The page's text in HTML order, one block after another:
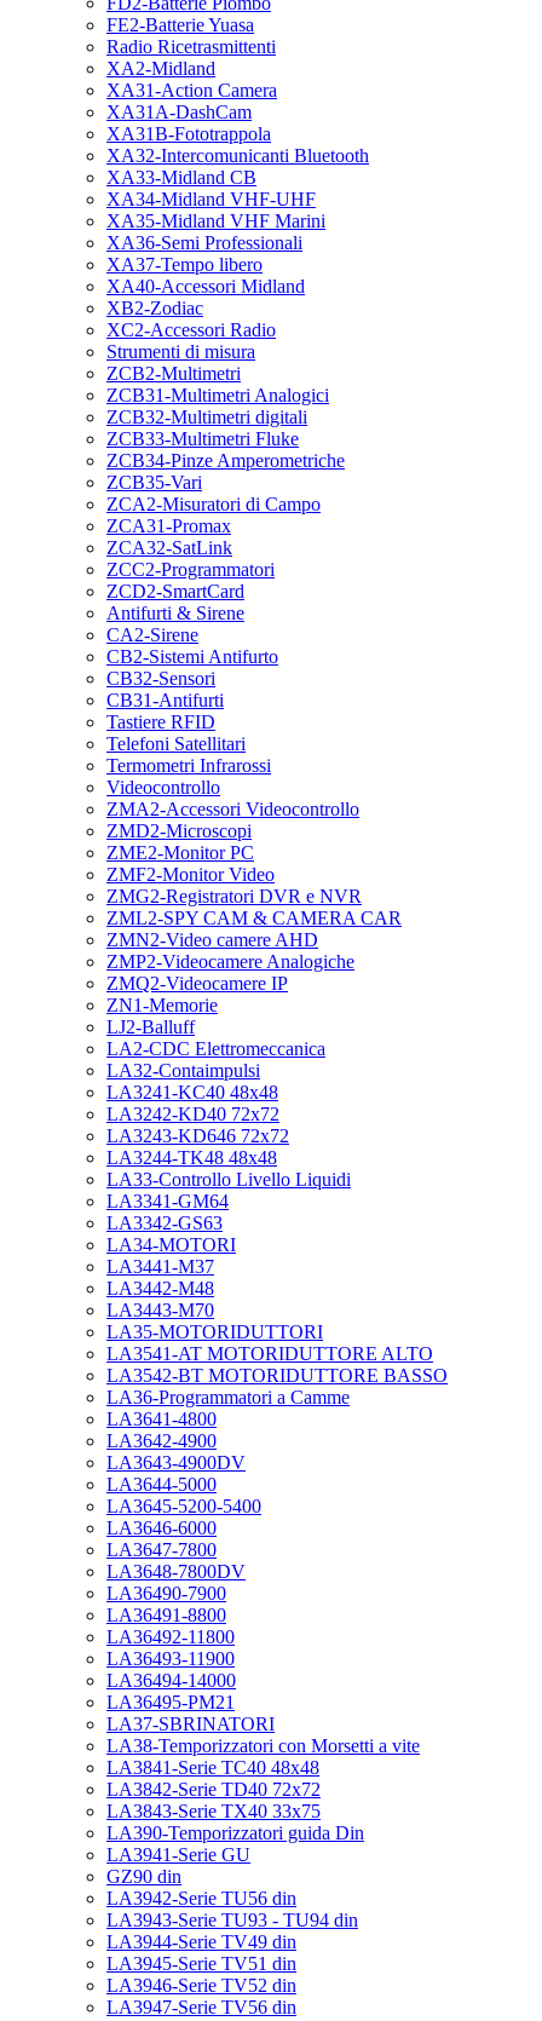
FE2-Batterie Yuasa
Radio Ricetrasmittenti
XA2-Midland
XA31-Action Camera
XA31A-DashCam
XA31B-Fototrappola
XA32-Intercomunicanti Bluetooth
XA33-Midland CB
XA34-Midland VHF-UHF
XA35-Midland VHF Marini
XA36-Semi Professionali
XA37-Tempo libero
XA40-Accessori Midland
XB2-Zodiac
XC2-Accessori Radio
Strumenti di misura
ZCB2-Multimetri
ZCB31-Multimetri Analogici
ZCB32-Multimetri digitali
ZCB33-Multimetri Fluke
ZCB34-Pinze Amperometriche
ZCB35-Vari
ZCA2-Misuratori di Campo
ZCA31-Promax
ZCA32-SatLink
ZCC2-Programmatori
ZCD2-SmartCard
Antifurti & Sirene
CA2-Sirene
CB2-Sistemi Antifurto
CB32-Sensori
CB31-Antifurti
Tastiere RFID
Telefoni Satellitari
Termometri Infrarossi
Videocontrollo
ZMA2-Accessori Videocontrollo
ZMD2-Microscopi
ZME2-Monitor PC
ZMF2-Monitor Video
ZMG2-Registratori DVR e NVR
ZML2-SPY CAM & CAMERA CAR
ZMN2-Video camere AHD
ZMP2-Videocamere Analogiche
ZMQ2-Videocamere IP
ZN1-Memorie
LJ2-Balluff
LA2-CDC Elettromeccanica
LA32-Contaimpulsi
LA3241-KC40 48x48
LA3242-KD40 72x72
LA3243-KD646 72x72
LA3244-TK48 48x48
LA33-Controllo Livello Liquidi
LA3341-GM64
LA3342-GS63
LA34-MOTORI
LA3441-M37
LA3442-M48
LA3443-M70
LA35-MOTORIDUTTORI
LA3541-AT MOTORIDUTTORE ALTO
LA3542-BT MOTORIDUTTORE BASSO
LA36-Programmatori a Camme
LA3641-4800
LA3642-4900
LA3643-4900DV
LA3644-5000
LA3645-5200-5400
LA3646-6000
LA3647-7800
LA3648-7800DV
LA36490-7900
LA36491-8800
LA36492-11800
LA36493-11900
LA36494-14000
LA36495-PM21
LA37-SBRINATORI
LA38-Temporizzatori con Morsetti a vite
LA3841-Serie TC40 48x48
LA3842-Serie TD40 72x72
LA3843-Serie TX40 33x75
LA390-Temporizzatori guida Din
LA3941-Serie GU
GZ90 din
LA3942-Serie TU56 din
LA3943-Serie TU93 - TU94 din
LA3944-Serie TV49 din
LA3945-Serie TV51 din
LA3946-Serie TV52 din
LA3947-Serie TV56 din